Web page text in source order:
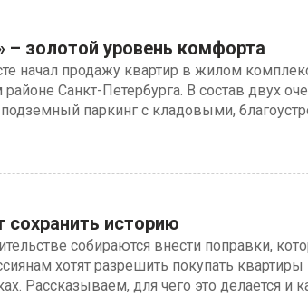
золотой уровень комфорта
начал продажу квартир в жилом
Санкт-Петербурга. В состав двух
паркинг с кладовыми,
историю
собираются внести поправки,
хотят разрешить покупать
Рассказываем, для чего это делается и